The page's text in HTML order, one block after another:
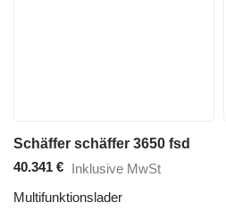
Schäffer schäffer 3650 fsd
40.341 € Inklusive MwSt
Multifunktionslader